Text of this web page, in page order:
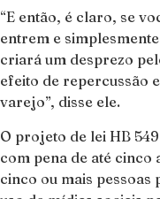
“E então, é claro, se
entrem e
criará um desprezo
efeito de repercussão
varejo”, disse ele.
O projeto de lei HB
com pena de até
cinco ou mais